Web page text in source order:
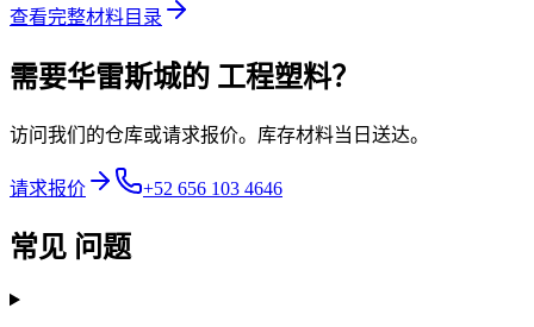
查看完整材料目录
需要华雷斯城的 工程塑料？
访问我们的仓库或请求报价。库存材料当日送达。
请求报价 +52 656 103 4646
常见 问题